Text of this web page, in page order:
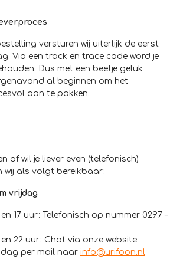
versturen wij uiterlijk de eerst
Via een track en trace code word je
Dus met een beetje geluk
al beginnen om het
aan te pakken.
of wil je liever even (telefonisch)
wij als volgt bereikbaar:
vrijdag
en 17 uur: Telefonisch op nummer 0297 –
en 22 uur: Chat via onze website
dag per mail naar info@urifoon.nl